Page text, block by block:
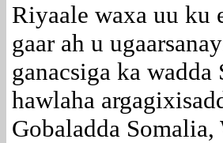
Riyaale waxa uu ku
gaar ah u
ganacsiga ka
hawlaha
Gobaladda